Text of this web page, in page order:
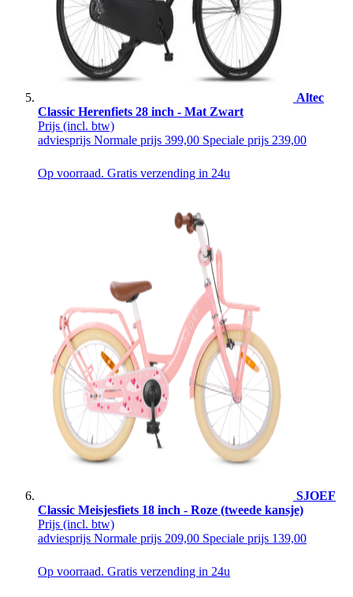
Altec
Classic Herenfiets 28 inch - Mat Zwart
Prijs (incl. btw)
adviesprijs Normale prijs 399,00 Speciale prijs 239,00
Op voorraad. Gratis verzending in 24u
SJOEF
Classic Meisjesfiets 18 inch - Roze (tweede kansje)
Prijs (incl. btw)
adviesprijs Normale prijs 209,00 Speciale prijs 139,00
Op voorraad. Gratis verzending in 24u